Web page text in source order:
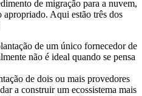
de migração para a nuvem,
Aqui estão três dos
de um único fornecedor de
não é ideal quando se pensa
de dois ou mais provedores
a construir um ecossistema mais